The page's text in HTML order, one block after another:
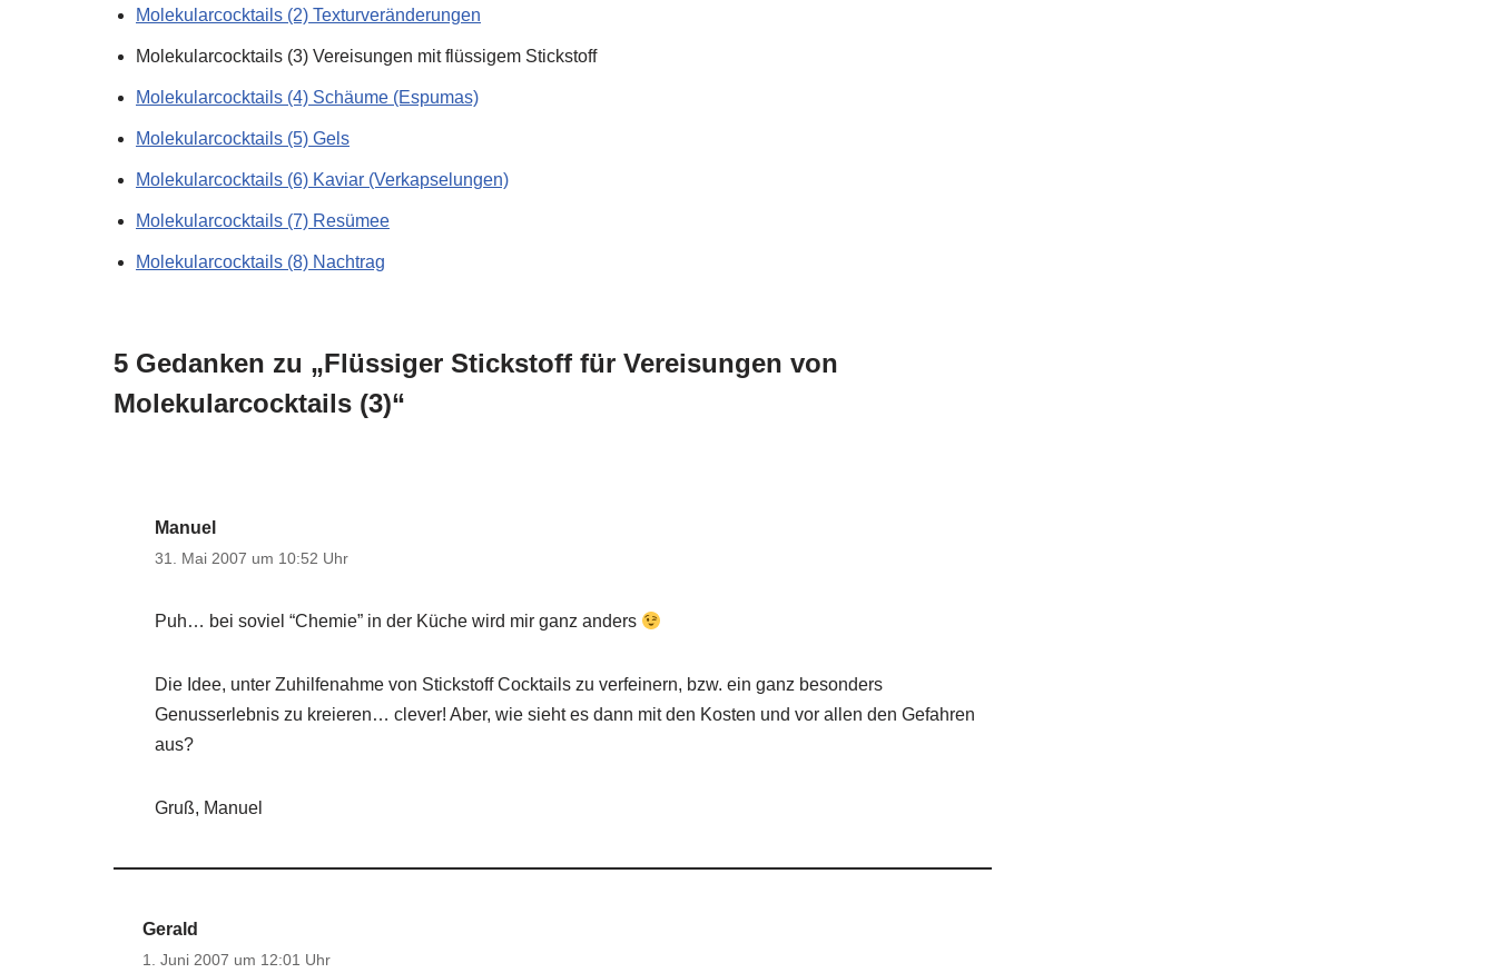
Molekularcocktails (2) Texturveränderungen
Molekularcocktails (3) Vereisungen mit flüssigem Stickstoff
Molekularcocktails (4) Schäume (Espumas)
Molekularcocktails (5) Gels
Molekularcocktails (6) Kaviar (Verkapselungen)
Molekularcocktails (7) Resümee
Molekularcocktails (8) Nachtrag
5 Gedanken zu „Flüssiger Stickstoff für Vereisungen von
Molekularcocktails (3)“
Manuel
31. Mai 2007 um 10:52 Uhr
Puh… bei soviel “Chemie” in der Küche wird mir ganz anders
Die Idee, unter Zuhilfenahme von Stickstoff Cocktails zu verfeinern, bzw. ein ganz besonders
Genusserlebnis zu kreieren… clever! Aber, wie sieht es dann mit den Kosten und vor allen den Gefahren
aus?
Gruß, Manuel
Gerald
1. Juni 2007 um 12:01 Uhr